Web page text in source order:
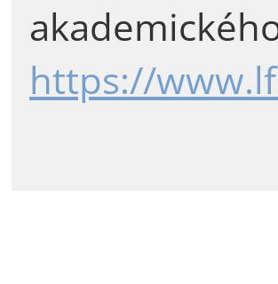
https://